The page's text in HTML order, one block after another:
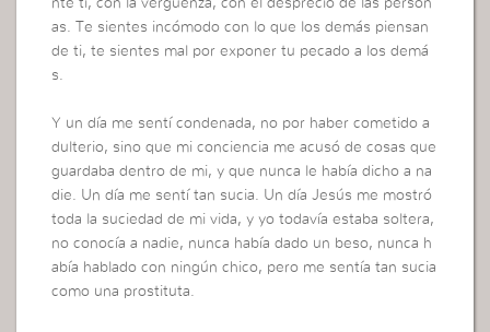
as. Te sientes incómodo con lo que los demás piensan
de ti, te sientes mal por exponer tu pecado a los demá
s.
Y un día me sentí condenada, no por haber cometido a
dulterio, sino que mi conciencia me acusó de cosas que
guardaba dentro de mi, y que nunca le había dicho a na
die. Un día me sentí tan sucia. Un día Jesús me mostró
toda la suciedad de mi vida, y yo todavía estaba soltera,
no conocía a nadie, nunca había dado un beso, nunca h
abía hablado con ningún chico, pero me sentía tan sucia
como una prostituta.